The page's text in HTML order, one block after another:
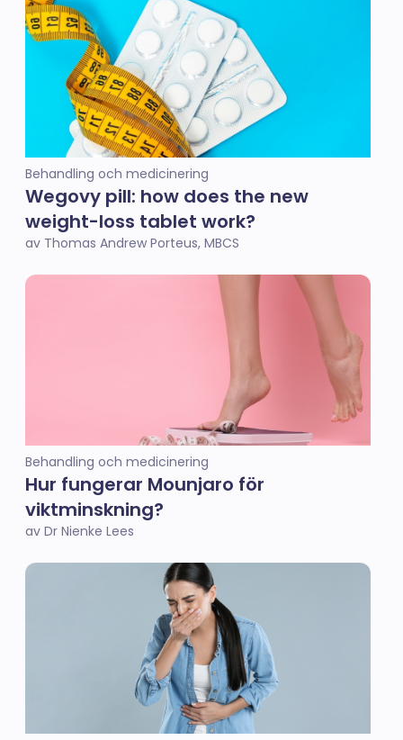
Behandling och medicinering
Wegovy pill: how does the new
weight-loss tablet work?
av Thomas Andrew Porteus, MBCS
Behandling och medicinering
Hur fungerar Mounjaro för
viktminskning?
av Dr Nienke Lees